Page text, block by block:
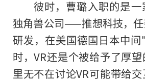
彼时，曹璐入职的是
独角兽公司——推想科技，
研发，在美国德国日本中
时，VR还是个被给予了厚
里无不在讨论VR可能带给